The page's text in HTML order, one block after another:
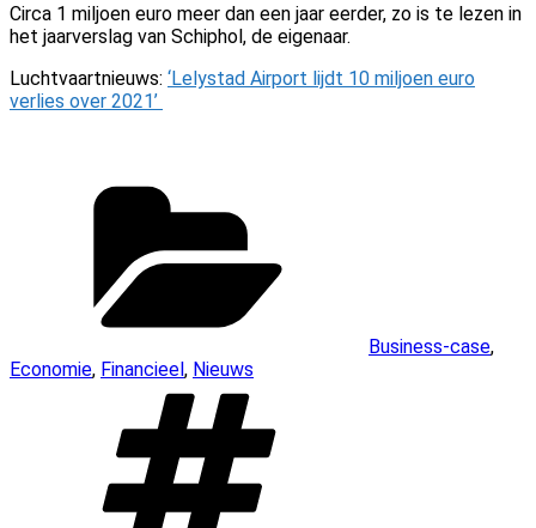
Circa 1 miljoen euro meer dan een jaar eerder, zo is te lezen in
het jaarverslag van Schiphol, de eigenaar.
Luchtvaartnieuws: ‘Lelystad Airport lijdt 10 miljoen euro
verlies over 2021’
Business-case,
Economie, Financieel, Nieuws